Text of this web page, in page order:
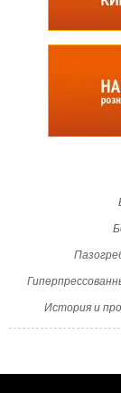
История и